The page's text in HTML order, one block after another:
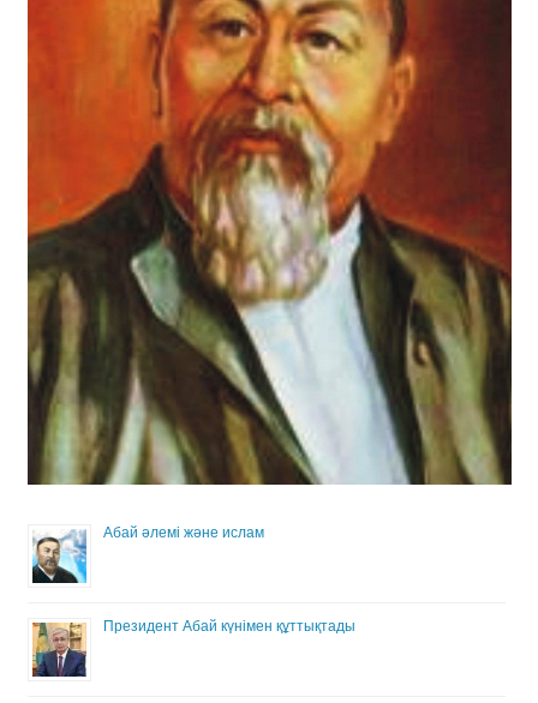
Абай әлемі және ислам
Президент Абай күнімен құттықтады